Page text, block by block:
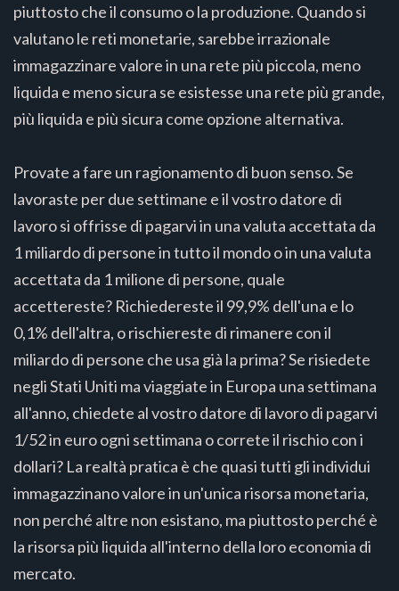
piuttosto che il consumo o la produzione. Quando si
valutano le reti monetarie, sarebbe irrazionale
immagazzinare valore in una rete più piccola, meno
liquida e meno sicura se esistesse una rete più grande,
più liquida e più sicura come opzione alternativa.
Provate a fare un ragionamento di buon senso. Se
lavoraste per due settimane e il vostro datore di
lavoro si offrisse di pagarvi in una valuta accettata da
1 miliardo di persone in tutto il mondo o in una valuta
accettata da 1 milione di persone, quale
accettereste? Richiedereste il 99,9% dell'una e lo
0,1% dell'altra, o rischiereste di rimanere con il
miliardo di persone che usa già la prima? Se risiedete
negli Stati Uniti ma viaggiate in Europa una settimana
all'anno, chiedete al vostro datore di lavoro di pagarvi
1/52 in euro ogni settimana o correte il rischio con i
dollari? La realtà pratica è che quasi tutti gli individui
immagazzinano valore in un'unica risorsa monetaria,
non perché altre non esistano, ma piuttosto perché è
la risorsa più liquida all'interno della loro economia di
mercato.